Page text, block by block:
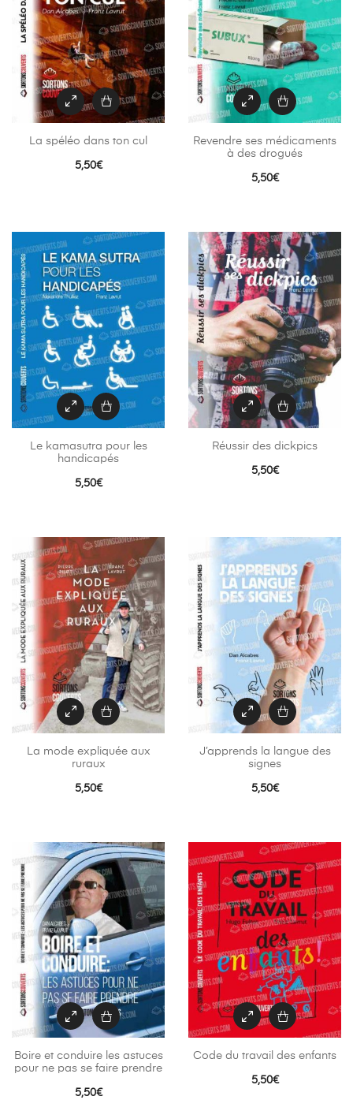
La spéléo dans ton cul
5,50€
Revendre ses médicaments
à des drogués
5,50€
Le kamasutra pour les
handicapés
5,50€
Réussir des dickpics
5,50€
La mode expliquée aux
ruraux
5,50€
J’apprends la langue des
signes
5,50€
Boire et conduire les astuces
pour ne pas se faire prendre
5,50€
Code du travail des enfants
5,50€